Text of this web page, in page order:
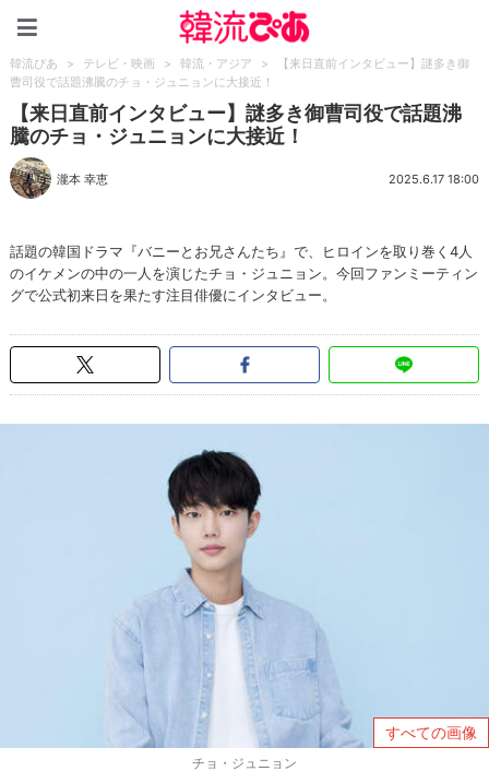
韓流ぴあ > テレビ・映画 > 韓流・アジア >
【来日直前インタビュー】謎多き御
曹司役で話題沸騰のチョ・ジュニョンに大接近！
【来日直前インタビュー】謎多き御曹司役で話題沸
騰のチョ・ジュニョンに大接近！
瀧本 幸恵 2025.6.17 18:00
話題の韓国ドラマ『バニーとお兄さんたち』で、ヒロインを取り巻く4人
のイケメンの中の一人を演じたチョ・ジュニョン。今回ファンミーティン
グで公式初来日を果たす注目俳優にインタビュー。
すべての画像
チョ・ジュニョン